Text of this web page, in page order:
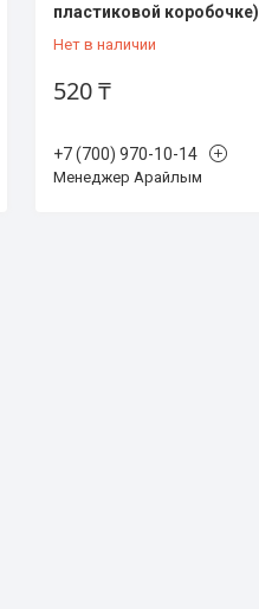
пластиковой коробочке)
Нет в наличии
520 ₸
+7 (700) 970-10-14
Менеджер Арайлым